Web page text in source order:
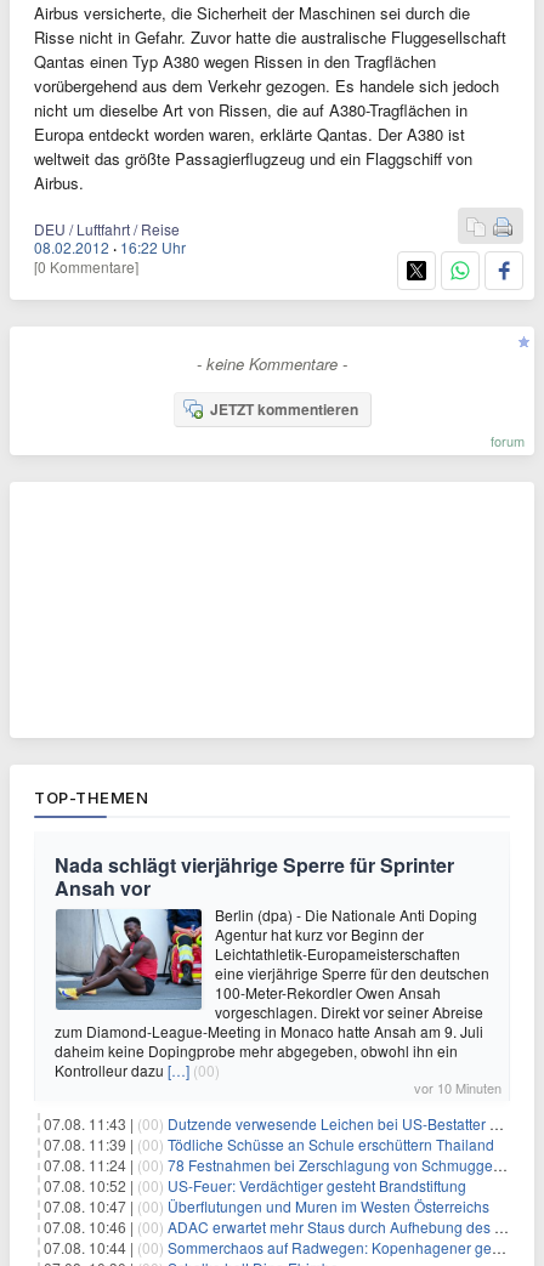
Airbus versicherte, die Sicherheit der Maschinen sei durch die
Risse nicht in Gefahr. Zuvor hatte die australische Fluggesellschaft
Qantas einen Typ A380 wegen Rissen in den Tragflächen
vorübergehend aus dem Verkehr gezogen. Es handele sich jedoch
nicht um dieselbe Art von Rissen, die auf A380-Tragflächen in
Europa entdeckt worden waren, erklärte Qantas. Der A380 ist
weltweit das größte Passagierflugzeug und ein Flaggschiff von
Airbus.
DEU / Luftfahrt / Reise
08.02.2012 · 16:22 Uhr
[0 Kommentare]
- keine Kommentare -
JETZT kommentieren
forum
TOP-THEMEN
Nada schlägt vierjährige Sperre für Sprinter
Ansah vor
Berlin (dpa) - Die Nationale Anti Doping
Agentur hat kurz vor Beginn der
Leichtathletik-Europameisterschaften
eine vierjährige Sperre für den deutschen
100-Meter-Rekordler Owen Ansah
vorgeschlagen. Direkt vor seiner Abreise
zum Diamond-League-Meeting in Monaco hatte Ansah am 9. Juli
daheim keine Dopingprobe mehr abgegeben, obwohl ihn ein
Kontrolleur dazu […] (00)
vor 10 Minuten
07.08. 11:43 | (00) Dutzende verwesende Leichen bei US-Bestatter gefunden
07.08. 11:39 | (00) Tödliche Schüsse an Schule erschüttern Thailand
07.08. 11:24 | (00) 78 Festnahmen bei Zerschlagung von Schmuggelnetzwerk in Spanien
07.08. 10:52 | (00) US-Feuer: Verdächtiger gesteht Brandstiftung
07.08. 10:47 | (00) Überflutungen und Muren im Westen Österreichs
07.08. 10:46 | (00) ADAC erwartet mehr Staus durch Aufhebung des Lkw-Fahrverbots
07.08. 10:44 | (00) Sommerchaos auf Radwegen: Kopenhagener genervt von Touristen